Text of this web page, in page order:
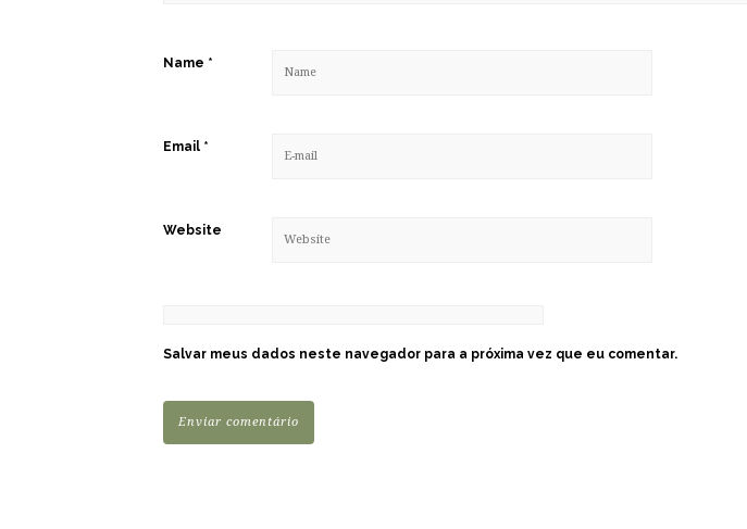
Name *
Email *
Website
Salvar meus dados neste navegador para a próxima vez que eu comentar.